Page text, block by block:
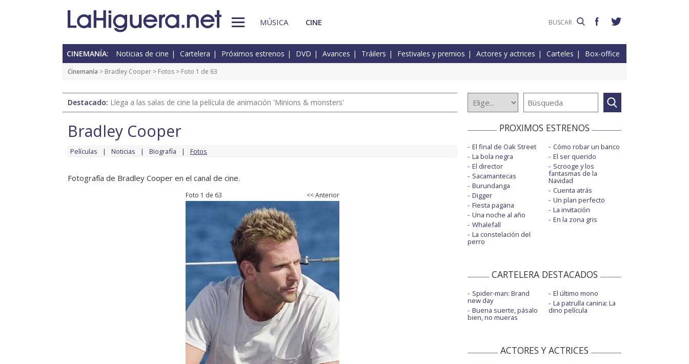
MÚSICA CINE
CINEMANÍA: Noticias de cine Cartelera Próximos estrenos DVD Avances Tráilers Festivales y premios Actores y actrices Carteles Box-office
Cinemanía > Bradley Cooper > Fotos > Foto 1 de 63
Destacado: Llega a las salas de cine la película de animación 'Minions & monsters'
Bradley Cooper
Películas Noticias Biografía Fotos
Fotografía de Bradley Cooper en el canal de cine.
Foto 1 de 63 << Anterior
PROXIMOS ESTRENOS
El final de Oak Street
La bola negra
El director
Sacamantecas
Burundanga
Digger
Fiesta pagäna
Una noche al año
Whalefall
La constelación del
perro
Cómo robar un banco
El ser querido
Scrooge y los
fantasmas de la
Navidad
Cuenta atrás
Un plan perfecto
La invitación
En la zona gris
CARTELERA DESTACADOS
Spider-man: Brand
new day
Buena suerte, pásalo
bien, no mueras
El último mono
La patrulla canina: La
dino película
ACTORES Y ACTRICES